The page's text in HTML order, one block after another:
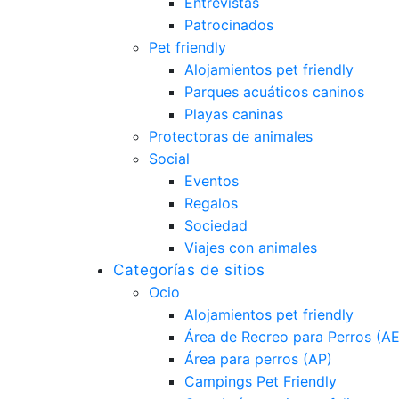
Patrocinados
Pet friendly
Alojamientos pet friendly
Parques acuáticos caninos
Playas caninas
Protectoras de animales
Social
Eventos
Regalos
Sociedad
Viajes con animales
Categorías de sitios
Ocio
Alojamientos pet friendly
Área de Recreo para Perros
Área para perros (AP)
Campings Pet Friendly